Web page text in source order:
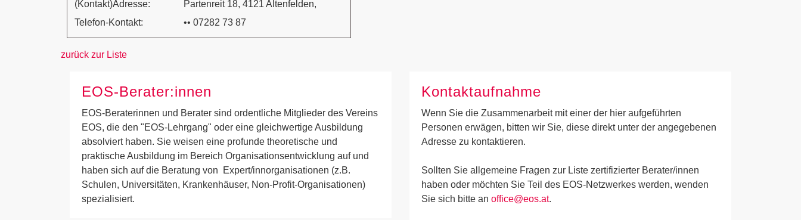
(Kontakt)Adresse:
Partenreit 18, 4121 Altenfelden,
Telefon-Kontakt:
•• 07282 73 87
zurück zur Liste
EOS-Berater:innen
EOS-Beraterinnen und Berater sind ordentliche Mitglieder des Vereins
EOS, die den "EOS-Lehrgang" oder eine gleichwertige Ausbildung
absolviert haben. Sie weisen eine profunde theoretische und
praktische Ausbildung im Bereich Organisationsentwicklung auf und
haben sich auf die Beratung von Expert/innorganisationen (z.B.
Schulen, Universitäten, Krankenhäuser, Non-Profit-Organisationen)
spezialisiert.
Kontaktaufnahme
Wenn Sie die Zusammenarbeit mit einer der hier aufgeführten
Personen erwägen, bitten wir Sie, diese direkt unter der angegebenen
Adresse zu kontaktieren.
Sollten Sie allgemeine Fragen zur Liste zertifizierter Berater/innen
haben oder möchten Sie Teil des EOS-Netzwerkes werden, wenden
Sie sich bitte an office@eos.at.